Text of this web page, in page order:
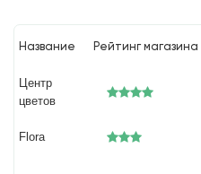
Название Рейтинг магазина
Центр
цветов
Flora